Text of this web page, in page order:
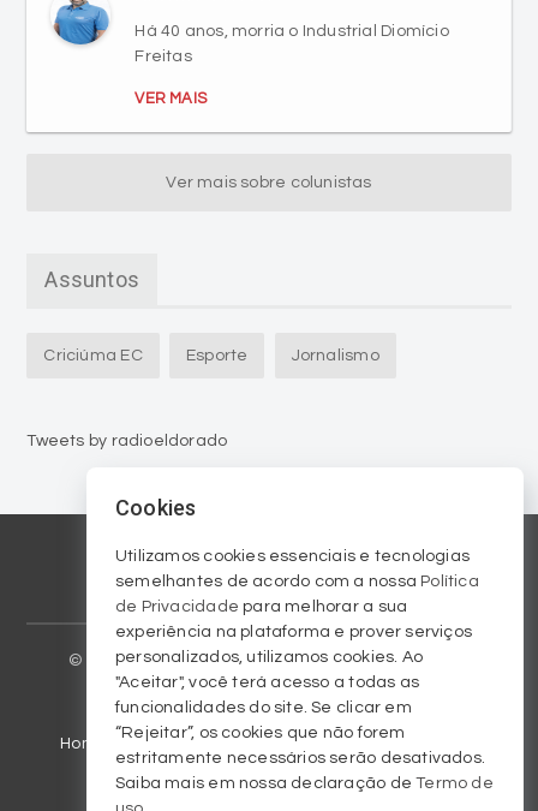
Há 40 anos, morria o Industrial Diomício
Freitas
VER MAIS
Ver mais sobre colunistas
Assuntos
Criciúma EC Esporte Jornalismo
Tweets by radioeldorado
© 2023 Copyright am570.com.br. Todos os direitos
reservados / All rights reserved.
Homepage Arquivo Colunistas Criciúma EC
Galeria de fotos Notícias Programação
Cookies
Utilizamos cookies essenciais e tecnologias
semelhantes de acordo com a nossa Política
de Privacidade para melhorar a sua
experiência na plataforma e prover serviços
personalizados, utilizamos cookies. Ao
"Aceitar", você terá acesso a todas as
funcionalidades do site. Se clicar em
“Rejeitar”, os cookies que não forem
estritamente necessários serão desativados.
Saiba mais em nossa declaração deTermo de